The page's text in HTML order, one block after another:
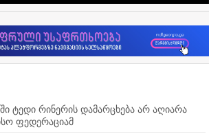
ტედი რინერის დამარცხება არ აღიარა
ფედერაციამ